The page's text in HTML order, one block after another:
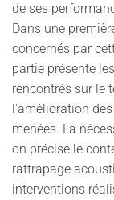
de ses
Dans une
concernés par
partie présente
rencontrés sur le
l'amélioration
menées. La
on précise le
rattrapage
interventions